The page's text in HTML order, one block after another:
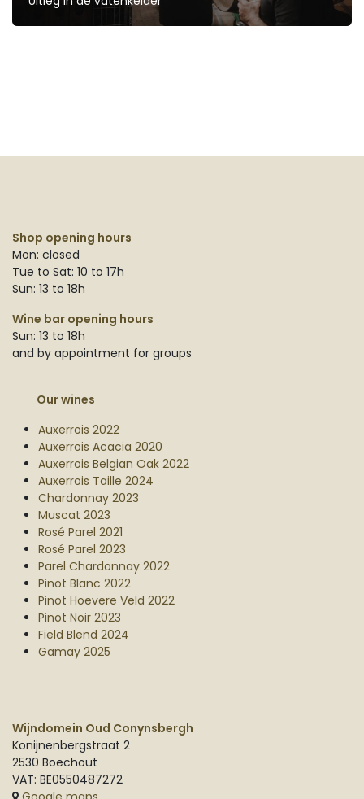
Shop opening hours
Mon: closed
Tue to Sat: 10 to 17h
Sun: 13 to 18h
Wine bar opening hours
Sun: 13 to 18h
and by appointment for groups
Our wines
Auxerrois 2022
Auxerrois Acacia 2020
Auxerrois Belgian Oak 2022
Auxerrois Taille 2024
Chardonnay 2023
Muscat 2023
Rosé Parel 2021
Rosé Parel 2023
Parel Chardonnay 2022
Pinot Blanc 2022
Pinot Hoevere Veld 2022
Pinot Noir 2023
Field Blend 2024
Gamay 2025
Wijndomein Oud Conynsbergh
Konijnenbergstraat 2
2530 Boechout
VAT: BE0550487272